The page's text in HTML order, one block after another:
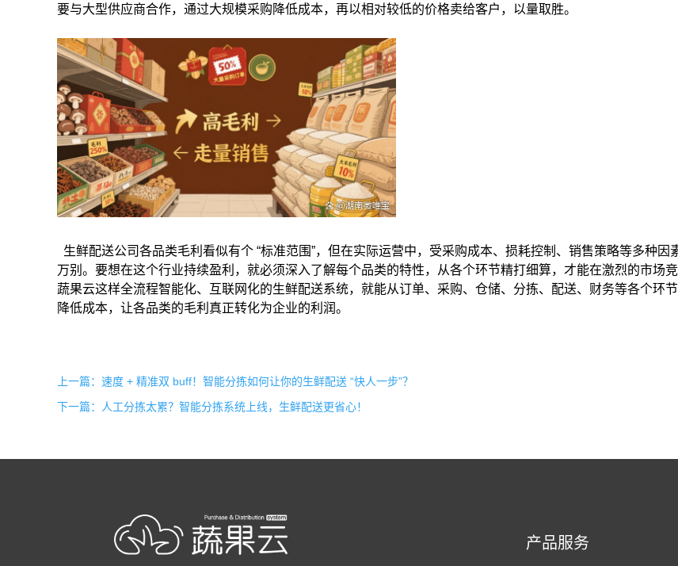
要与大型供应商合作，通过大规模采购降低成本，再以相对较低的价格卖给客户，以量取胜。
生鲜配送公司各品类毛利看似有个 “标准范围”，但在实际运营中，受采购成本、损耗控制、销售策略等多种因
万别。要想在这个行业持续盈利，就必须深入了解每个品类的特性，从各个环节精打细算，才能在激烈的市场
蔬果云这样全流程智能化、互联网化的生鲜配送系统，就能从订单、采购、仓储、分拣、配送、财务等各个环节
降低成本，让各品类的毛利真正转化为企业的利润。
上一篇：速度 + 精准双 buff！智能分拣如何让你的生鲜配送 “快人一步”？
下一篇：人工分拣太累？智能分拣系统上线，生鲜配送更省心！
产品服务